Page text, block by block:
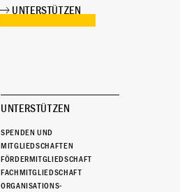
UNTERSTÜTZEN
UNTERSTÜTZEN
SPENDEN UND
MITGLIEDSCHAFTEN
FÖRDERMITGLIEDSCHAFT
FACHMITGLIEDSCHAFT
ORGANISATIONS-